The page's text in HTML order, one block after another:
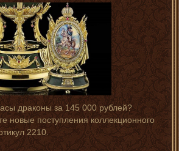
драконы за 145 000 рублей?
новые поступления коллекционного
2210.